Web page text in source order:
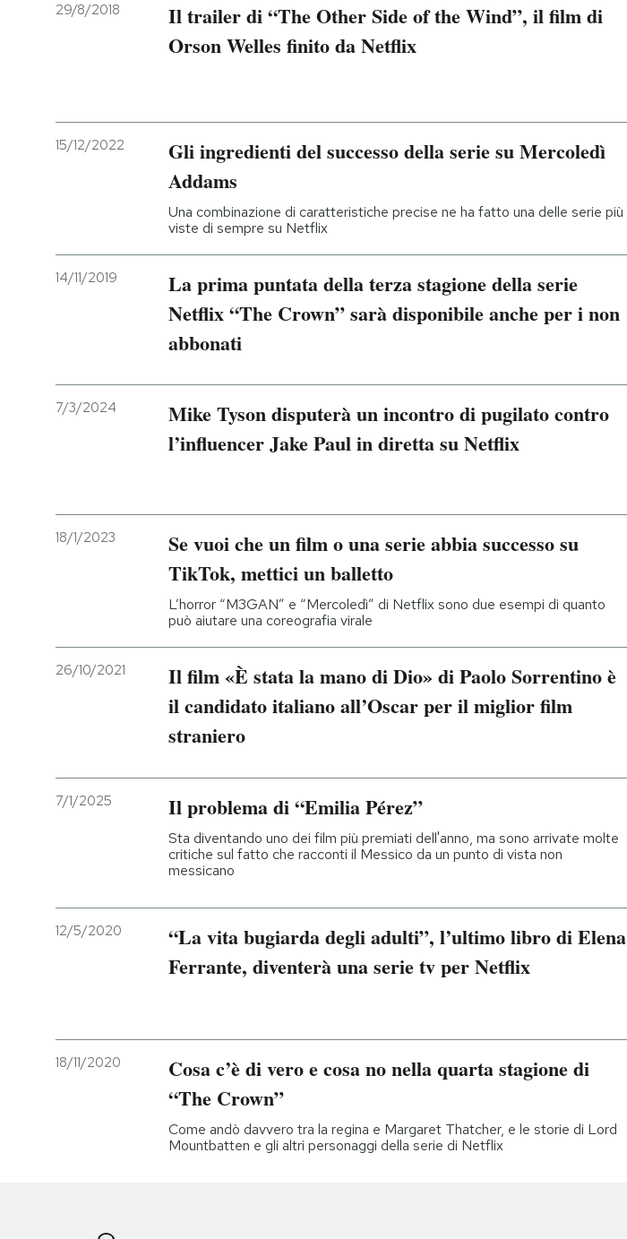
29/8/2018
Il trailer di “The Other Side of the Wind”, il film di
Orson Welles finito da Netflix
15/12/2022
Gli ingredienti del successo della serie su Mercoledì
Addams
Una combinazione di caratteristiche precise ne ha fatto una delle serie più
viste di sempre su Netflix
14/11/2019
La prima puntata della terza stagione della serie
Netflix “The Crown” sarà disponibile anche per i non
abbonati
7/3/2024
Mike Tyson disputerà un incontro di pugilato contro
l’influencer Jake Paul in diretta su Netflix
18/1/2023
Se vuoi che un film o una serie abbia successo su
TikTok, mettici un balletto
L’horror “M3GAN” e “Mercoledì” di Netflix sono due esempi di quanto
può aiutare una coreografia virale
26/10/2021
Il film «È stata la mano di Dio» di Paolo Sorrentino è
il candidato italiano all’Oscar per il miglior film
straniero
7/1/2025 Il problema di “Emilia Pérez”
Sta diventando uno dei film più premiati dell'anno, ma sono arrivate molte
critiche sul fatto che racconti il Messico da un punto di vista non
messicano
12/5/2020
“La vita bugiarda degli adulti”, l’ultimo libro di Elena
Ferrante, diventerà una serie tv per Netflix
18/11/2020
Cosa c’è di vero e cosa no nella quarta stagione di
“The Crown”
Come andò davvero tra la regina e Margaret Thatcher, e le storie di Lord
Mountbatten e gli altri personaggi della serie di Netflix